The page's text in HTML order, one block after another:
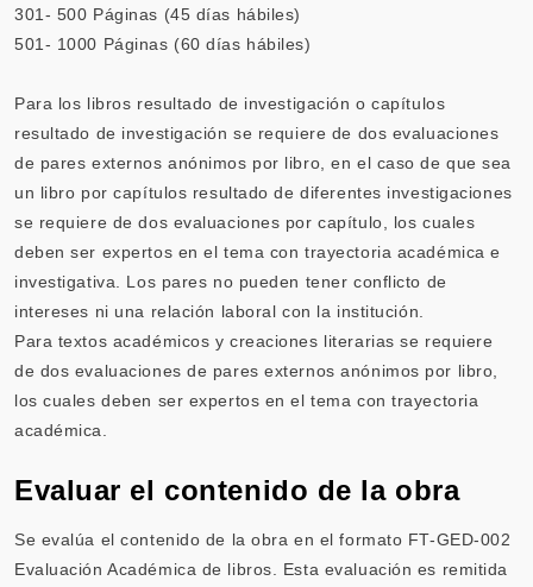
301- 500 Páginas (45 días hábiles)
501- 1000 Páginas (60 días hábiles)
Para los libros resultado de investigación o capítulos
resultado de investigación se requiere de dos evaluaciones
de pares externos anónimos por libro, en el caso de que sea
un libro por capítulos resultado de diferentes investigaciones
se requiere de dos evaluaciones por capítulo, los cuales
deben ser expertos en el tema con trayectoria académica e
investigativa. Los pares no pueden tener conflicto de
intereses ni una relación laboral con la institución.
Para textos académicos y creaciones literarias se requiere
de dos evaluaciones de pares externos anónimos por libro,
los cuales deben ser expertos en el tema con trayectoria
académica.
Evaluar el contenido de la obra
Se evalúa el contenido de la obra en el formato FT-GED-002
Evaluación Académica de libros. Esta evaluación es remitida